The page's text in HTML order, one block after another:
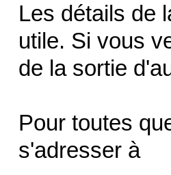
Les détails de
utile. Si vous
de la sortie
Pour toutes
s'adresser à